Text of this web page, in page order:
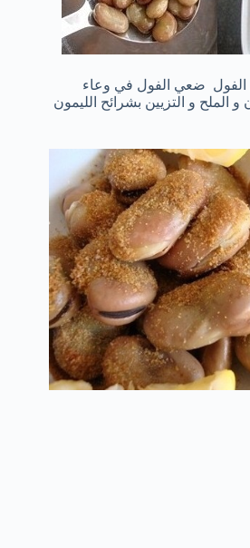
الفول ضعي الفول في وعاء
و الملح و التزيين بشرائح الليمون